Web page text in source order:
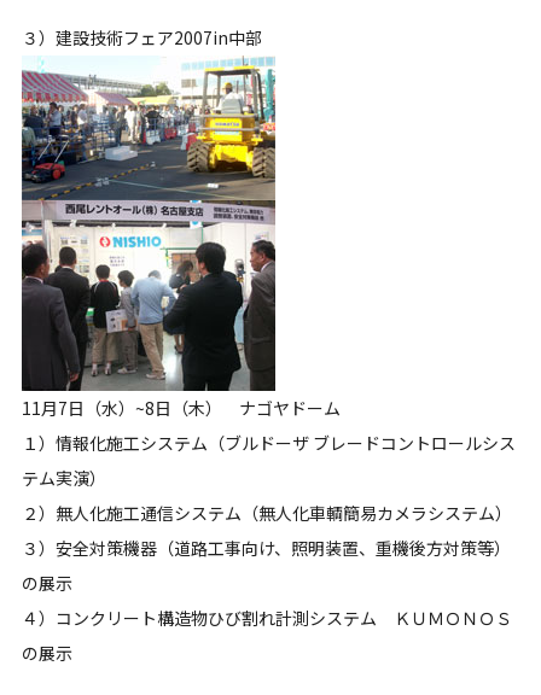
３）建設技術フェア2007in中部
11月7日（水）~8日（木） ナゴヤドーム
１）情報化施工システム（ブルドーザ ブレードコントロールシス
テム実演）
２）無人化施工通信システム（無人化車輌簡易カメラシステム）
３）安全対策機器（道路工事向け、照明装置、重機後方対策等）
の展示
４）コンクリート構造物ひび割れ計測システム ＫＵＭＯＮＯＳ
の展示